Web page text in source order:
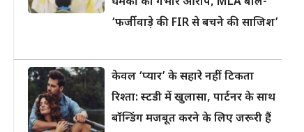
‘फर्जीवाड़े की FIR से बचने की साजिश’
केवल ‘प्यार’ के सहारे नहीं टिकता
रिश्ता: स्टडी में खुलासा, पार्टनर के साथ
बॉन्डिंग मजबूत करने के लिए जरूरी हैं